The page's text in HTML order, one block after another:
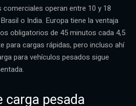
operan entre 10 y 18
o India. Europa tiene la ventaja
obligatorios de 45 minutos cada 4,5
para cargas rápidas, pero incluso ahí
para vehículos pesados sigue
carga pesada